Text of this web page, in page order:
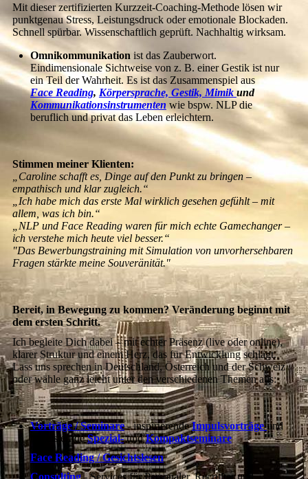
Mit dieser zertifizierten Kurzzeit-Coaching-Methode lösen wir
punktgenau Stress, Leistungsdruck oder emotionale Blockaden.
Schnell spürbar. Wissenschaftlich geprüft. Nachhaltig wirksam.
Omnikommunikation ist das Zauberwort.
Eindimensionale Sichtweise von z. B. einer Gestik ist nur
ein Teil der Wahrheit. Es ist das Zusammenspiel aus
Face Reading, Körpersprache, Gestik, Mimik und
Kommunikationsinstrumenten wie bspw. NLP die
beruflich und privat das Leben erleichtern.
Stimmen meiner Klienten:
„Caroline schafft es, Dinge auf den Punkt zu bringen –
empathisch und klar zugleich.“
„Ich habe mich das erste Mal wirklich gesehen gefühlt – mit
allem, was ich bin.“
„NLP und Face Reading waren für mich echte Gamechanger –
ich verstehe mich heute viel besser.“
"Das Bewerbungstraining mit Simulation von unvorhersehbaren
Fragen stärkte meine Souveränität."
Bereit, in Bewegung zu kommen?Veränderung beginnt mit
dem ersten Schritt.
Ich begleite Dich dabei – mit echter Präsenz (live oder online),
klarer Struktur und einem Herz, das für Entwicklung schlägt.
Lass uns sprechen in Deutschland, Österreich und der Schweiz
oder wähle ganz leicht unter den verschiedenen Themen aus:
Vorträge / Seminare- inspirierendeImpulsvorträgeund
begeisterndeSpezial-undKompaktseminare
Face Reading / Gesichtslesen